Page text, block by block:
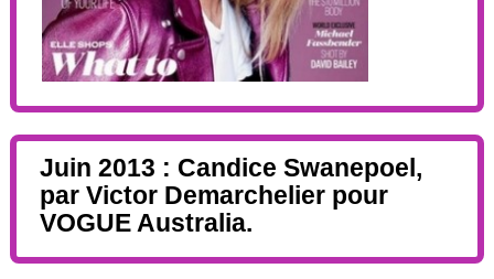
Juin 2013 : Candice Swanepoel,
par Victor Demarchelier pour
VOGUE Australia.